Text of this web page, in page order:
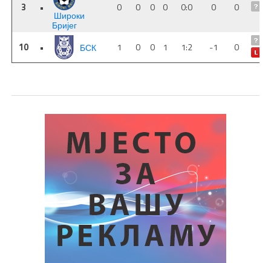
3 •
Широки
Бријег
0 0 0 0 0:0 0 0
10 • БСК 1 0 0 1 1:2 -1 0